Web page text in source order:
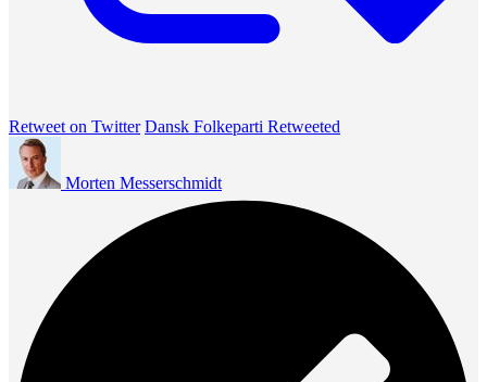
Retweet on Twitter Dansk Folkeparti Retweeted
Morten Messerschmidt